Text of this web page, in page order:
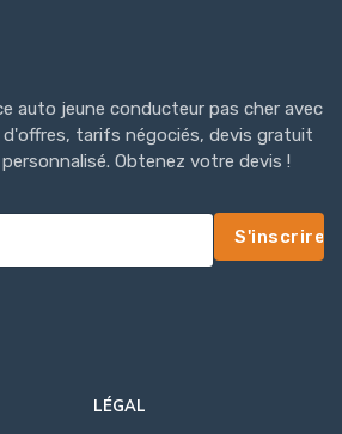
auto jeune conducteur pas cher avec
d'offres, tarifs négociés, devis gratuit
Obtenez votre devis !
S'inscrire
LÉGAL